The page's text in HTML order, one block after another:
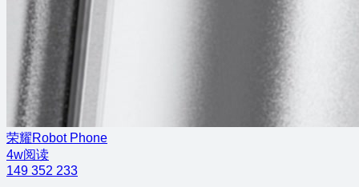
荣耀Robot Phone
4w阅读
149 352 233